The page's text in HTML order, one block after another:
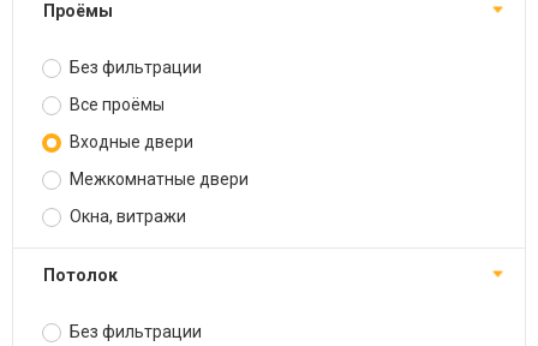
Проёмы
Без фильтрации
Все проёмы
Входные двери
Межкомнатные двери
Окна, витражи
Потолок
Без фильтрации